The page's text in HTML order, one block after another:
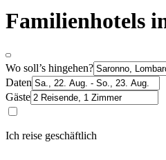
Familienhotels
Wo soll’s hingehen?
Daten
Gäste
Ich reise geschäftlich